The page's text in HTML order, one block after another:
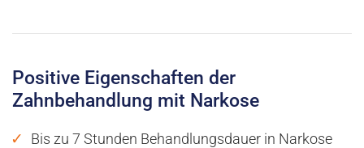
Positive Eigenschaften der
Zahnbehandlung mit Narkose
Bis zu 7 Stunden Behandlungsdauer in Narkose